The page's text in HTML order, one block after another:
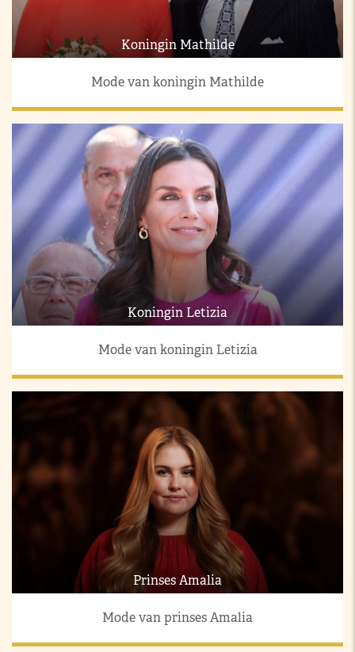
Koningin Mathilde
Mode van koningin Mathilde
Koningin Letizia
Mode van koningin Letizia
Prinses Amalia
Mode van prinses Amalia